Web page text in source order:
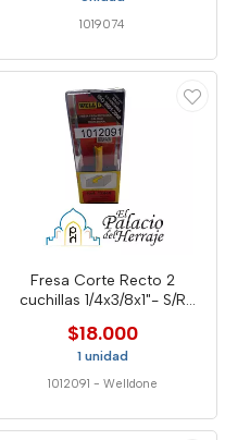
1019074
Fresa Corte Recto 2
cuchillas 1/4x3/8x1"- S/R
$18.000
1 unidad
1012091 - Welldone